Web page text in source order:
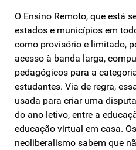
O Ensino Remoto, que está
estados e municípios em
como provisório e limitado,
acesso à banda larga,
pedagógicos para a
estudantes. Via de regra,
usada para criar uma
do ano letivo, entre a
educação virtual em casa.
neoliberalismo sabem que